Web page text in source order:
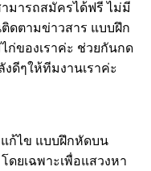
มารถสมัครได้ฟรี ไม่มี
ดตามข่าวสาร แบบฝึก
ก่ของเราค่ะ ช่วยกันกด
ดีๆให้ทีมงานเราค่ะ
ก้ไข แบบฝึกหัดบน
ดยเฉพาะเพื่อแสวงหา